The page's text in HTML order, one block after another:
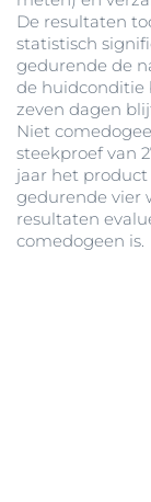
De resultaten
statistisch
gedurende de
de huidconditie
zeven dagen
Niet
steekproef van
jaar het
gedurende vier
resultaten
comedogeen is.